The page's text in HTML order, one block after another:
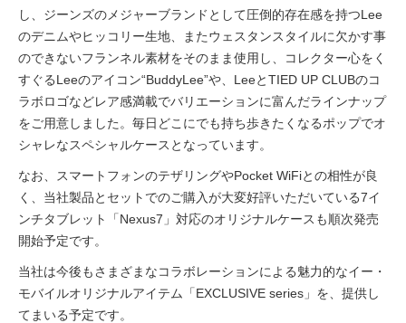
し、ジーンズのメジャーブランドとして圧倒的存在感を持つLee
のデニムやヒッコリー生地、またウェスタンスタイルに欠かす事
のできないフランネル素材をそのまま使用し、コレクター心をく
すぐるLeeのアイコン“BuddyLee”や、LeeとTIED UP CLUBのコ
ラボロゴなどレア感満載でバリエーションに富んだラインナップ
をご用意しました。毎日どこにでも持ち歩きたくなるポップでオ
シャレなスペシャルケースとなっています。
なお、スマートフォンのテザリングやPocket WiFiとの相性が良
く、当社製品とセットでのご購入が大変好評いただいている7イ
ンチタブレット「Nexus7」対応のオリジナルケースも順次発売
開始予定です。
当社は今後もさまざまなコラボレーションによる魅力的なイー・
モバイルオリジナルアイテム「EXCLUSIVE series」を、提供し
てまいる予定です。